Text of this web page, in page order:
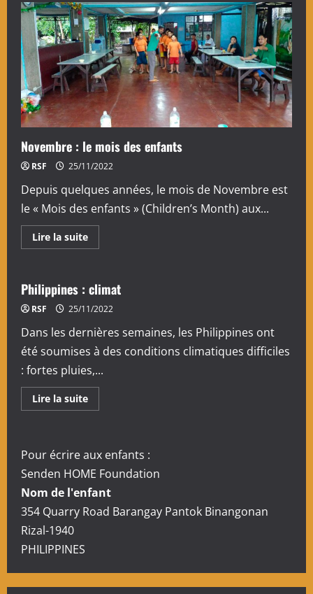
Reprise
des
rencontres
à
Senden
Home
Novembre : le mois des enfants
RSF 25/11/2022
Depuis quelques années, le mois de Novembre est
le « Mois des enfants » (Children’s Month) aux...
Lire la suiteEn
savoir
:
le
mois
des
enfants
Philippines : climat
RSF 25/11/2022
Dans les dernières semaines, les Philippines ont
été soumises à des conditions climatiques difficiles
: fortes pluies,...
Lire la suiteEn
savoir
climat
Pour écrire aux enfants :
Senden HOME Foundation
Nom de l'enfant
354 Quarry Road Barangay Pantok Binangonan
Rizal-1940
PHILIPPINES